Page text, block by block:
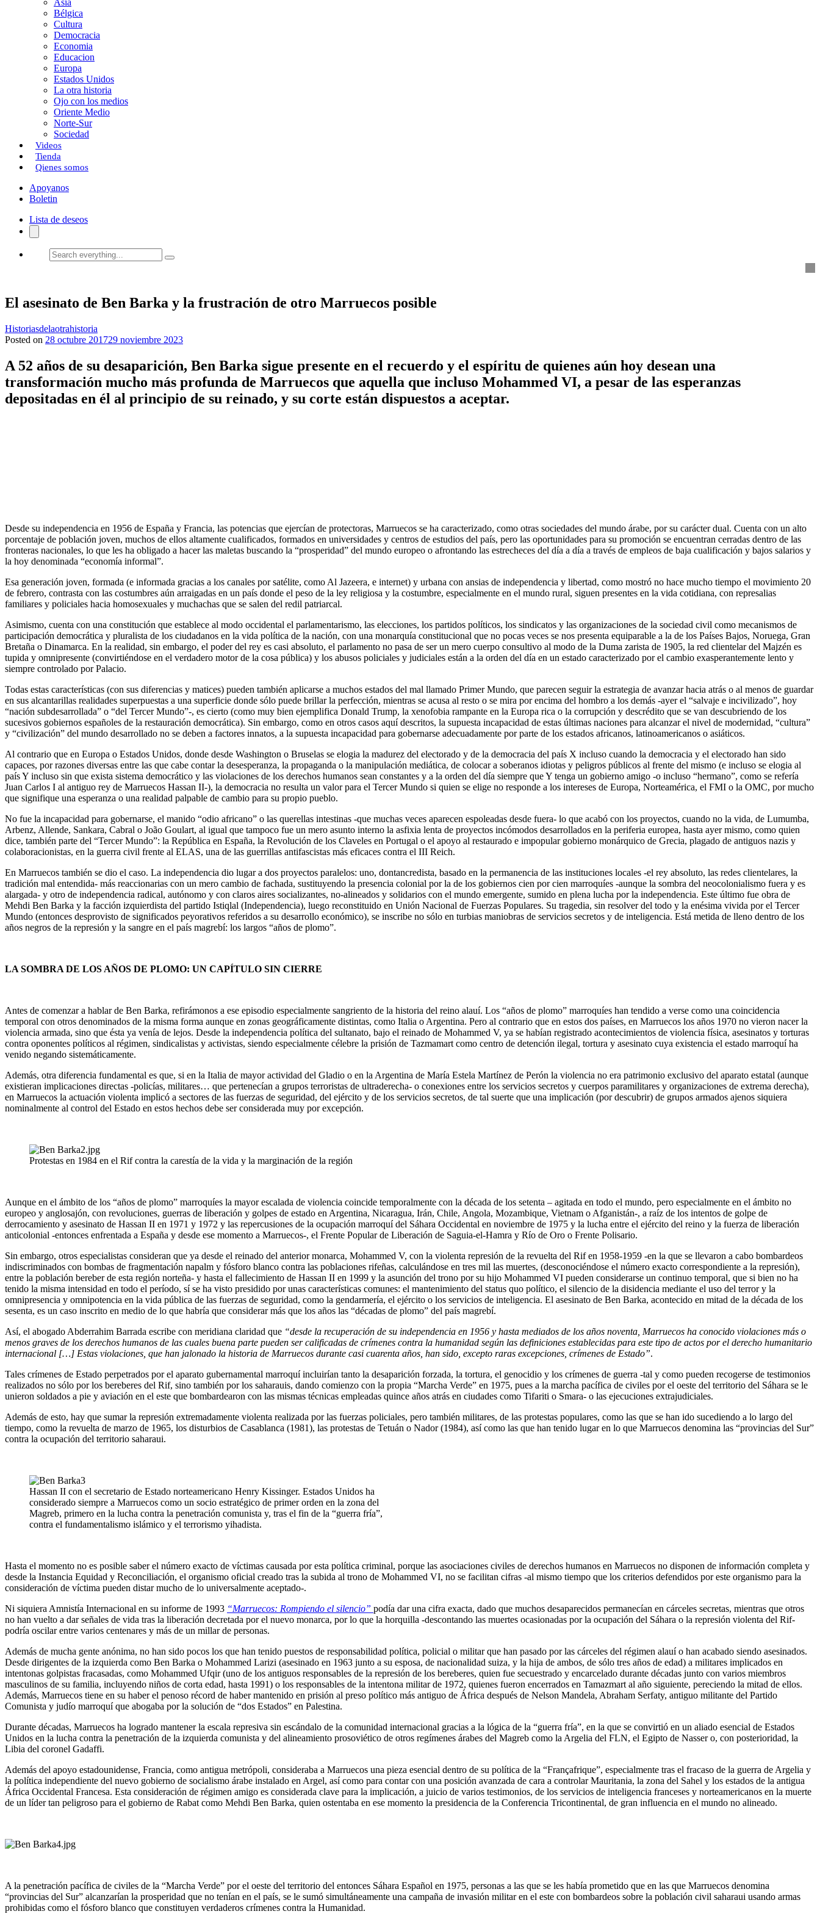
Asia
Bélgica
Cultura
Democracia
Economia
Educacion
Europa
Estados Unidos
La otra historia
Ojo con los medios
Oriente Medio
Norte-Sur
Sociedad
Videos
Tienda
Qienes somos
Apoyanos
Boletin
Lista de deseos
Search
everything...
El asesinato de Ben Barka y la frustración de otro Marruecos posible
Historiasdelaotrahistoria
Posted on 28 octubre 201729 noviembre 2023
A 52 años de su desaparición, Ben Barka sigue presente en el recuerdo y el espíritu de quienes aún hoy desean una
transformación mucho más profunda de Marruecos que aquella que incluso Mohammed VI, a pesar de las esperanzas
depositadas en él al principio de su reinado, y su corte están dispuestos a aceptar.
Desde su independencia en 1956 de España y Francia, las potencias que ejercían de protectoras, Marruecos se ha caracterizado, como otras sociedades del mundo árabe, por su carácter dual. Cuenta con un alto
porcentaje de población joven, muchos de ellos altamente cualificados, formados en universidades y centros de estudios del país, pero las oportunidades para su promoción se encuentran cerradas dentro de las
fronteras nacionales, lo que les ha obligado a hacer las maletas buscando la “prosperidad” del mundo europeo o afrontando las estrecheces del día a día a través de empleos de baja cualificación y bajos salarios y
la hoy denominada “economía informal”.
Esa generación joven, formada (e informada gracias a los canales por satélite, como Al Jazeera, e internet) y urbana con ansias de independencia y libertad, como mostró no hace mucho tiempo el movimiento 20
de febrero, contrasta con las costumbres aún arraigadas en un país donde el peso de la ley religiosa y la costumbre, especialmente en el mundo rural, siguen presentes en la vida cotidiana, con represalias
familiares y policiales hacia homosexuales y muchachas que se salen del redil patriarcal.
Asimismo, cuenta con una constitución que establece al modo occidental el parlamentarismo, las elecciones, los partidos políticos, los sindicatos y las organizaciones de la sociedad civil como mecanismos de
participación democrática y pluralista de los ciudadanos en la vida política de la nación, con una monarquía constitucional que no pocas veces se nos presenta equiparable a la de los Países Bajos, Noruega, Gran
Bretaña o Dinamarca. En la realidad, sin embargo, el poder del rey es casi absoluto, el parlamento no pasa de ser un mero cuerpo consultivo al modo de la Duma zarista de 1905, la red clientelar del Majzén es
tupida y omnipresente (convirtiéndose en el verdadero motor de la cosa pública) y los abusos policiales y judiciales están a la orden del día en un estado caracterizado por el cambio exasperantemente lento y
siempre controlado por Palacio.
Todas estas características (con sus diferencias y matices) pueden también aplicarse a muchos estados del mal llamado Primer Mundo, que parecen seguir la estrategia de avanzar hacia atrás o al menos de guardar
en sus alcantarillas realidades superpuestas a una superficie donde sólo puede brillar la perfección, mientras se acusa al resto o se mira por encima del hombro a los demás -ayer el “salvaje e incivilizado”, hoy
“nación subdesarrollada” o “del Tercer Mundo”-, es cierto (como muy bien ejemplifica Donald Trump, la xenofobia rampante en la Europa rica o la corrupción y descrédito que se van descubriendo de los
sucesivos gobiernos españoles de la restauración democrática). Sin embargo, como en otros casos aquí descritos, la supuesta incapacidad de estas últimas naciones para alcanzar el nivel de modernidad, “cultura”
y “civilización” del mundo desarrollado no se deben a factores innatos, a la supuesta incapacidad para gobernarse adecuadamente por parte de los estados africanos, latinoamericanos o asiáticos.
Al contrario que en Europa o Estados Unidos, donde desde Washington o Bruselas se elogia la madurez del electorado y de la democracia del país X incluso cuando la democracia y el electorado han sido
capaces, por razones diversas entre las que cabe contar la desesperanza, la propaganda o la manipulación mediática, de colocar a soberanos idiotas y peligros públicos al frente del mismo (e incluso se elogia al
país Y incluso sin que exista sistema democrático y las violaciones de los derechos humanos sean constantes y a la orden del día siempre que Y tenga un gobierno amigo -o incluso “hermano”, como se refería
Juan Carlos I al antiguo rey de Marruecos Hassan II-), la democracia no resulta un valor para el Tercer Mundo si quien se elige no responde a los intereses de Europa, Norteamérica, el FMI o la OMC, por mucho
que signifique una esperanza o una realidad palpable de cambio para su propio pueblo.
No fue la incapacidad para gobernarse, el manido “odio africano” o las querellas intestinas -que muchas veces aparecen espoleadas desde fuera- lo que acabó con los proyectos, cuando no la vida, de Lumumba,
Arbenz, Allende, Sankara, Cabral o João Goulart, al igual que tampoco fue un mero asunto interno la asfixia lenta de proyectos incómodos desarrollados en la periferia europea, hasta ayer mismo, como quien
dice, también parte del “Tercer Mundo”: la República en España, la Revolución de los Claveles en Portugal o el apoyo al restaurado e impopular gobierno monárquico de Grecia, plagado de antiguos nazis y
colaboracionistas, en la guerra civil frente al ELAS, una de las guerrillas antifascistas más eficaces contra el III Reich.
En Marruecos también se dio el caso. La independencia dio lugar a dos proyectos paralelos: uno, dontancredista, basado en la permanencia de las instituciones locales -el rey absoluto, las redes clientelares, la
tradición mal entendida- más reaccionarias con un mero cambio de fachada, sustituyendo la presencia colonial por la de los gobiernos cien por cien marroquíes -aunque la sombra del neocolonialismo fuera y es
alargada- y otro de independencia radical, autónomo y con claros aires socializantes, no-alineados y solidarios con el mundo emergente, sumido en plena lucha por la independencia. Este último fue obra de
Mehdi Ben Barka y la facción izquierdista del partido Istiqlal (Independencia), luego reconstituido en Unión Nacional de Fuerzas Populares. Su tragedia, sin resolver del todo y la enésima vivida por el Tercer
Mundo (entonces desprovisto de significados peyorativos referidos a su desarrollo económico), se inscribe no sólo en turbias maniobras de servicios secretos y de inteligencia. Está metida de lleno dentro de los
años negros de la represión y la sangre en el país magrebí: los largos “años de plomo”.
LA SOMBRA DE LOS AÑOS DE PLOMO: UN CAPÍTULO SIN CIERRE
Antes de comenzar a hablar de Ben Barka, refirámonos a ese episodio especialmente sangriento de la historia del reino alauí. Los “años de plomo” marroquíes han tendido a verse como una coincidencia
temporal con otros denominados de la misma forma aunque en zonas geográficamente distintas, como Italia o Argentina. Pero al contrario que en estos dos países, en Marruecos los años 1970 no vieron nacer la
violencia armada, sino que ésta ya venía de lejos. Desde la independencia política del sultanato, bajo el reinado de Mohammed V, ya se habían registrado acontecimientos de violencia física, asesinatos y torturas
contra oponentes políticos al régimen, sindicalistas y activistas, siendo especialmente célebre la prisión de Tazmamart como centro de detención ilegal, tortura y asesinato cuya existencia el estado marroquí ha
venido negando sistemáticamente.
Además, otra diferencia fundamental es que, si en la Italia de mayor actividad del Gladio o en la Argentina de María Estela Martínez de Perón la violencia no era patrimonio exclusivo del aparato estatal (aunque
existieran implicaciones directas -policías, militares… que pertenecían a grupos terroristas de ultraderecha- o conexiones entre los servicios secretos y cuerpos paramilitares y organizaciones de extrema derecha),
en Marruecos la actuación violenta implicó a sectores de las fuerzas de seguridad, del ejército y de los servicios secretos, de tal suerte que una implicación (por descubrir) de grupos armados ajenos siquiera
nominalmente al control del Estado en estos hechos debe ser considerada muy por excepción.
Protestas en 1984 en el Rif contra la carestía de la vida y la marginación de la región
Aunque en el ámbito de los “años de plomo” marroquíes la mayor escalada de violencia coincide temporalmente con la década de los setenta – agitada en todo el mundo, pero especialmente en el ámbito no
europeo y anglosajón, con revoluciones, guerras de liberación y golpes de estado en Argentina, Nicaragua, Irán, Chile, Angola, Mozambique, Vietnam o Afganistán-, a raíz de los intentos de golpe de
derrocamiento y asesinato de Hassan II en 1971 y 1972 y las repercusiones de la ocupación marroquí del Sáhara Occidental en noviembre de 1975 y la lucha entre el ejército del reino y la fuerza de liberación
anticolonial -entonces enfrentada a España y desde ese momento a Marruecos-, el Frente Popular de Liberación de Saguia-el-Hamra y Río de Oro o Frente Polisario.
Sin embargo, otros especialistas consideran que ya desde el reinado del anterior monarca, Mohammed V, con la violenta represión de la revuelta del Rif en 1958-1959 -en la que se llevaron a cabo bombardeos
indiscriminados con bombas de fragmentación napalm y fósforo blanco contra las poblaciones rifeñas, calculándose en tres mil las muertes, (desconociéndose el número exacto correspondiente a la represión),
entre la población bereber de esta región norteña- y hasta el fallecimiento de Hassan II en 1999 y la asunción del trono por su hijo Mohammed VI pueden considerarse un continuo temporal, que si bien no ha
tenido la misma intensidad en todo el período, sí se ha visto presidido por unas características comunes: el mantenimiento del status quo político, el silencio de la disidencia mediante el uso del terror y la
omnipresencia y omnipotencia en la vida pública de las fuerzas de seguridad, como la gendarmería, el ejército o los servicios de inteligencia. El asesinato de Ben Barka, acontecido en mitad de la década de los
sesenta, es un caso inscrito en medio de lo que habría que considerar más que los años las “décadas de plomo” del país magrebí.
Así, el abogado Abderrahim Barrada escribe con meridiana claridad que “desde la recuperación de su independencia en 1956 y hasta mediados de los años noventa, Marruecos ha conocido violaciones más o
menos graves de los derechos humanos de las cuales buena parte pueden ser calificadas de crímenes contra la humanidad según las definiciones establecidas para este tipo de actos por el derecho humanitario
internacional […] Estas violaciones, que han jalonado la historia de Marruecos durante casi cuarenta años, han sido, excepto raras excepciones, crímenes de Estado”.
Tales crímenes de Estado perpetrados por el aparato gubernamental marroquí incluirían tanto la desaparición forzada, la tortura, el genocidio y los crímenes de guerra -tal y como pueden recogerse de testimonios
realizados no sólo por los bereberes del Rif, sino también por los saharauis, dando comienzo con la propia “Marcha Verde” en 1975, pues a la marcha pacífica de civiles por el oeste del territorio del Sáhara se le
unieron soldados a pie y aviación en el este que bombardearon con las mismas técnicas empleadas quince años atrás en ciudades como Tifariti o Smara- o las ejecuciones extrajudiciales.
Además de esto, hay que sumar la represión extremadamente violenta realizada por las fuerzas policiales, pero también militares, de las protestas populares, como las que se han ido sucediendo a lo largo del
tiempo, como la revuelta de marzo de 1965, los disturbios de Casablanca (1981), las protestas de Tetuán o Nador (1984), así como las que han tenido lugar en lo que Marruecos denomina las “provincias del Sur”
contra la ocupación del territorio saharaui.
Hassan II con el secretario de Estado norteamericano Henry Kissinger. Estados Unidos ha
considerado siempre a Marruecos como un socio estratégico de primer orden en la zona del
Magreb, primero en la lucha contra la penetración comunista y, tras el fin de la “guerra fría”,
contra el fundamentalismo islámico y el terrorismo yihadista.
Hasta el momento no es posible saber el número exacto de víctimas causada por esta política criminal, porque las asociaciones civiles de derechos humanos en Marruecos no disponen de información completa y
desde la Instancia Equidad y Reconciliación, el organismo oficial creado tras la subida al trono de Mohammed VI, no se facilitan cifras -al mismo tiempo que los criterios defendidos por este organismo para la
consideración de víctima pueden distar mucho de lo universalmente aceptado-.
Ni siquiera Amnistía Internacional en su informe de 1993 “Marruecos: Rompiendo el silencio” podía dar una cifra exacta, dado que muchos desaparecidos permanecían en cárceles secretas, mientras que otros
no han vuelto a dar señales de vida tras la liberación decretada por el nuevo monarca, por lo que la horquilla -descontando las muertes ocasionadas por la ocupación del Sáhara o la represión violenta del Rif-
podría oscilar entre varios centenares y más de un millar de personas.
Además de mucha gente anónima, no han sido pocos los que han tenido puestos de responsabilidad política, policial o militar que han pasado por las cárceles del régimen alauí o han acabado siendo asesinados.
Desde dirigentes de la izquierda como Ben Barka o Mohammed Larizi (asesinado en 1963 junto a su esposa, de nacionalidad suiza, y la hija de ambos, de sólo tres años de edad) a militares implicados en
intentonas golpistas fracasadas, como Mohammed Ufqir (uno de los antiguos responsables de la represión de los bereberes, quien fue secuestrado y encarcelado durante décadas junto con varios miembros
masculinos de su familia, incluyendo niños de corta edad, hasta 1991) o los responsables de la intentona militar de 1972, quienes fueron encerrados en Tamazmart al año siguiente, pereciendo la mitad de ellos.
Además, Marruecos tiene en su haber el penoso récord de haber mantenido en prisión al preso político más antiguo de África después de Nelson Mandela, Abraham Serfaty, antiguo militante del Partido
Comunista y judío marroquí que abogaba por la solución de “dos Estados” en Palestina.
Durante décadas, Marruecos ha logrado mantener la escala represiva sin escándalo de la comunidad internacional gracias a la lógica de la “guerra fría”, en la que se convirtió en un aliado esencial de Estados
Unidos en la lucha contra la penetración de la izquierda comunista y del alineamiento prosoviético de otros regímenes árabes del Magreb como la Argelia del FLN, el Egipto de Nasser o, con posterioridad, la
Libia del coronel Gadaffi.
Además del apoyo estadounidense, Francia, como antigua metrópoli, consideraba a Marruecos una pieza esencial dentro de su política de la “Françafrique”, especialmente tras el fracaso de la guerra de Argelia y
la política independiente del nuevo gobierno de socialismo árabe instalado en Argel, así como para contar con una posición avanzada de cara a controlar Mauritania, la zona del Sahel y los estados de la antigua
África Occidental Francesa. Esta consideración de régimen amigo es considerada clave para la implicación, a juicio de varios testimonios, de los servicios de inteligencia franceses y norteamericanos en la muerte
de un líder tan peligroso para el gobierno de Rabat como Mehdi Ben Barka, quien ostentaba en ese momento la presidencia de la Conferencia Tricontinental, de gran influencia en el mundo no alineado.
A la penetración pacífica de civiles de la “Marcha Verde” por el oeste del territorio del entonces Sáhara Español en 1975, personas a las que se les había prometido que en las que Marruecos denomina
“provincias del Sur” alcanzarían la prosperidad que no tenían en el país, se le sumó simultáneamente una campaña de invasión militar en el este con bombardeos sobre la población civil saharaui usando armas
prohibidas como el fósforo blanco que constituyen verdaderos crímenes contra la Humanidad.